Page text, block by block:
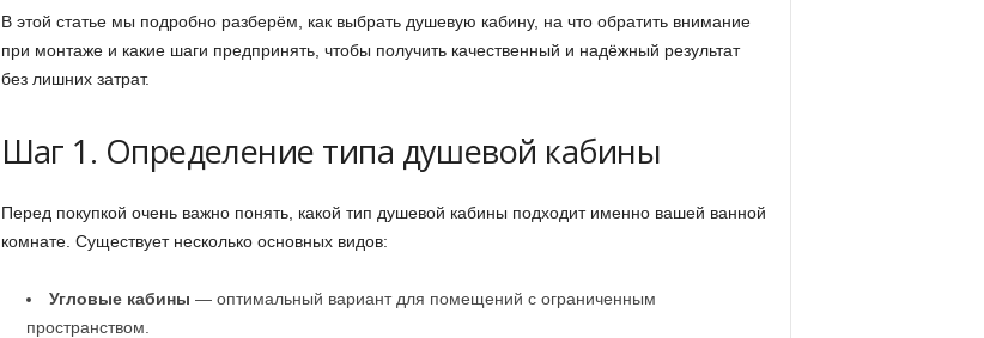
В этой статье мы подробно разберём, как выбрать душевую кабину, на что обратить внимание
при монтаже и какие шаги предпринять, чтобы получить качественный и надёжный результат
без лишних затрат.
Шаг 1. Определение типа душевой кабины
Перед покупкой очень важно понять, какой тип душевой кабины подходит именно вашей ванной
комнате. Существует несколько основных видов:
Угловые кабины — оптимальный вариант для помещений с ограниченным
пространством.